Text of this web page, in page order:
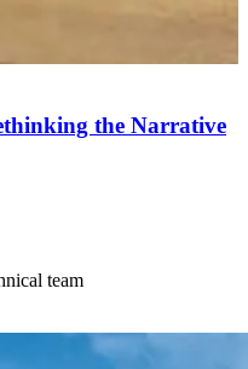
the Narrative
team